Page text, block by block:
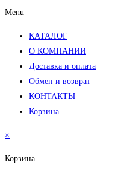
Menu
КАТАЛОГ
О КОМПАНИИ
Доставка и оплата
Обмен и возврат
КОНТАКТЫ
Корзина
×
Корзина